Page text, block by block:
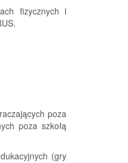
fizycznych i
poza
poza szkołą
(gry